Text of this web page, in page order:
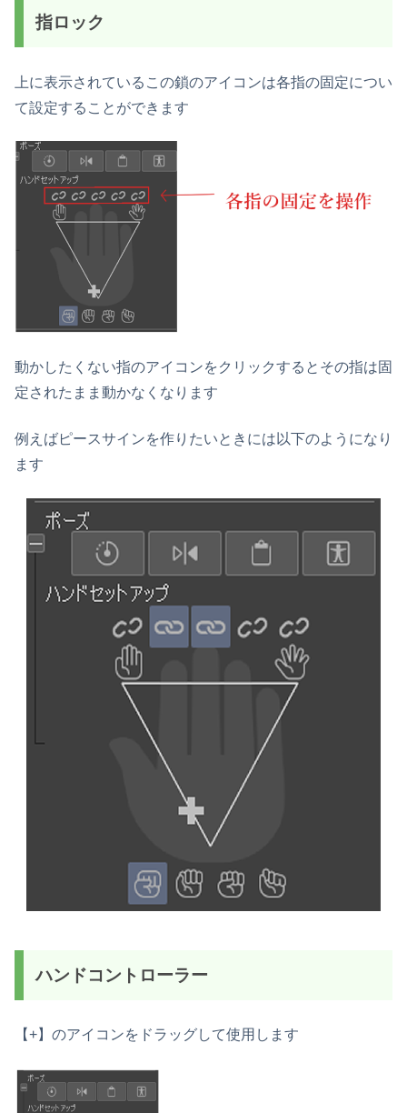
指ロック
上に表示されているこの鎖のアイコンは各指の固定につい
て設定することができます
動かしたくない指のアイコンをクリックするとその指は固
定されたまま動かなくなります
例えばピースサインを作りたいときには以下のようになり
ます
ハンドコントローラー
【+】のアイコンをドラッグして使用します